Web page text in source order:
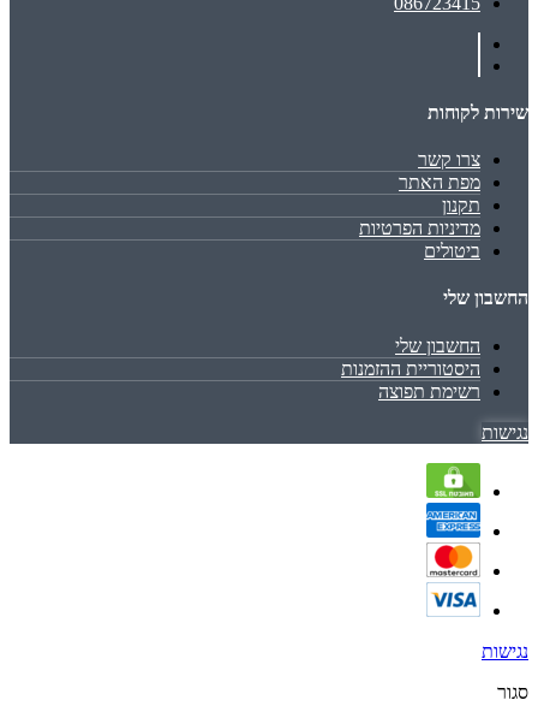
שירות לקוחות
צרו קשר
מפת האתר
תקנון
מדיניות הפרטיות
ביטולים
החשבון שלי
החשבון שלי
היסטוריית ההזמנות
רשימת תפוצה
נגישות
נגישות
סגור